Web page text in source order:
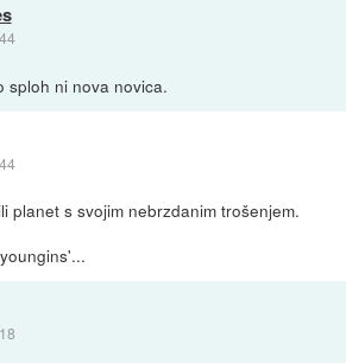
sploh ni nova novica.
planet s svojim nebrzdanim trošenjem.